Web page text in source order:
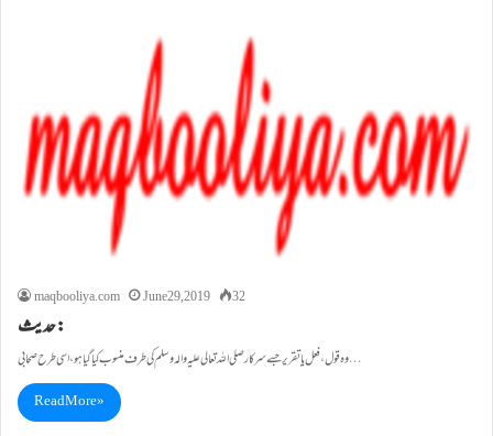
maqbooliya.com June 29, 2019 32
حدیث:
وہ قول، فعل یا تقریر جسے سرکارصلی اللہ تعالی علیہ والہ وسلم کی طرف منسوب کیاگیاہو، اسی طرح صحابی…
Read More »